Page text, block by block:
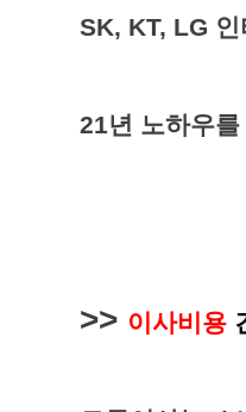
SK, KT, LG
21년 노하우
>> 이사비용